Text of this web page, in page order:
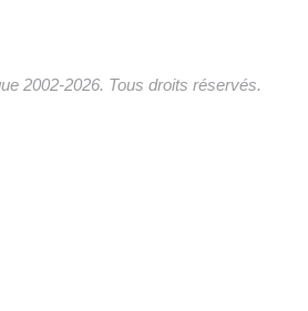
2002-2026. Tous droits réservés.